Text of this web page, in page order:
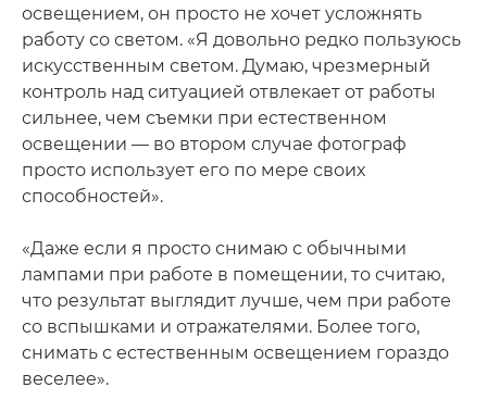
освещением, он просто не хочет усложнять
работу со светом. «Я довольно редко пользуюсь
искусственным светом. Думаю, чрезмерный
контроль над ситуацией отвлекает от работы
сильнее, чем съемки при естественном
освещении — во втором случае фотограф
просто использует его по мере своих
способностей».
«Даже если я просто снимаю с обычными
лампами при работе в помещении, то считаю,
что результат выглядит лучше, чем при работе
со вспышками и отражателями. Более того,
снимать с естественным освещением гораздо
веселее».